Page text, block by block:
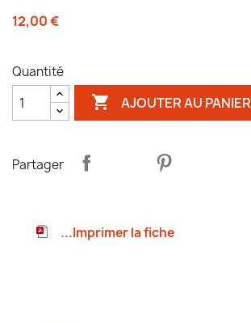
12,00 €
Quantité
 AJOUTER AU PANIER
Partager
...Imprimer la fiche